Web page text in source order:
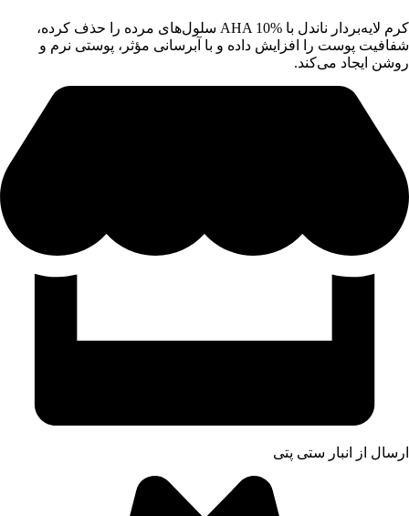
کرم لایه‌بردار ناندل با AHA 10% سلول‌های مرده را حذف کرده،
شفافیت پوست را افزایش داده و با آبرسانی مؤثر، پوستی نرم و
روشن ایجاد می‌کند.
ارسال از انبار ستی پتی